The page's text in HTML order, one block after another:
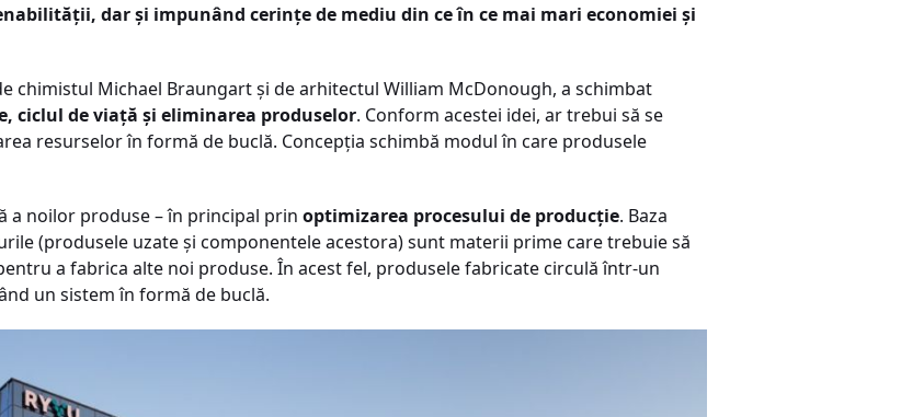
dar și impunând cerințe de mediu din ce în ce mai mari economiei și
chimistul Michael Braungart și de arhitectul William McDonough, a schimbat
ciclul de viață și eliminarea produselor. Conform acestei idei, ar trebui să se
resurselor în formă de buclă. Concepția schimbă modul în care produsele
a noilor produse – în principal prin optimizarea procesului de producție. Baza
(produsele uzate și componentele acestora) sunt materii prime care trebuie să
a fabrica alte noi produse. În acest fel, produsele fabricate circulă într-un
un sistem în formă de buclă.